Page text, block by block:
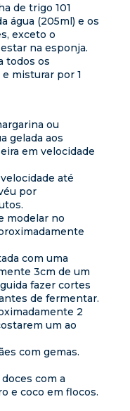
de trigo 101
água (205ml) e os
exceto o
na esponja.
todos os
misturar por 1
ou
gelada aos
em velocidade
até
por
modelar no
com uma
3cm de um
fazer cortes
de fermentar.​
2
um ao
com gemas.​
com a
e coco em flocos.